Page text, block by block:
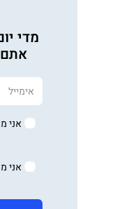
מדי
אתם
אני
אני